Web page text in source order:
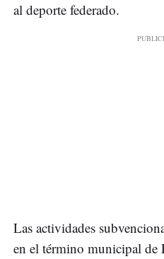
al deporte federado.
Las actividades
en el término municipal de